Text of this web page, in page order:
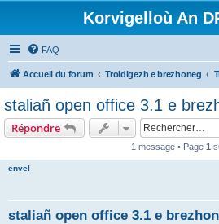
Korvigelloù An
FAQ
Accueil du forum Troidigezh e brezhoneg
staliañ open office 3.1 e
Répondre
1 message • Page 1
envel
staliañ open office 3.1 e